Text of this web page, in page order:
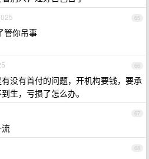
65
管你吊事
66
没有首付的问题，开机构要钱，要承
生，亏损了怎么办。
67
68